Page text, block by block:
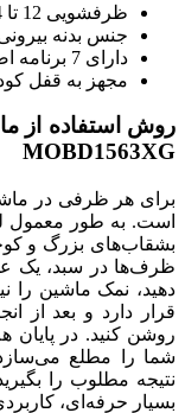
ظرفشویی 12 تا 14 نفره
جنس بدنه
دارای 7 برنامه اصلی و 3 برنامه ویژه
مجهز به قفل
روش استفاده از
MOBD1563XG
برای هر ظرفی در
است. به طور معمول
بشقاب‌های بزرگ و
ظرف‌ها در سبد، یک
دهید، نمک ماشین را
قرار دارد و بعد از
روشن کنید. در
شما را مطلع
نتیجه مطلوب را
بسیار حرفه‌ای،